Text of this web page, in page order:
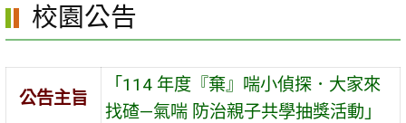
校園公告
公告主旨
「114 年度『棄』喘小偵探．大家來
找碴—氣喘 防治親子共學抽獎活動」